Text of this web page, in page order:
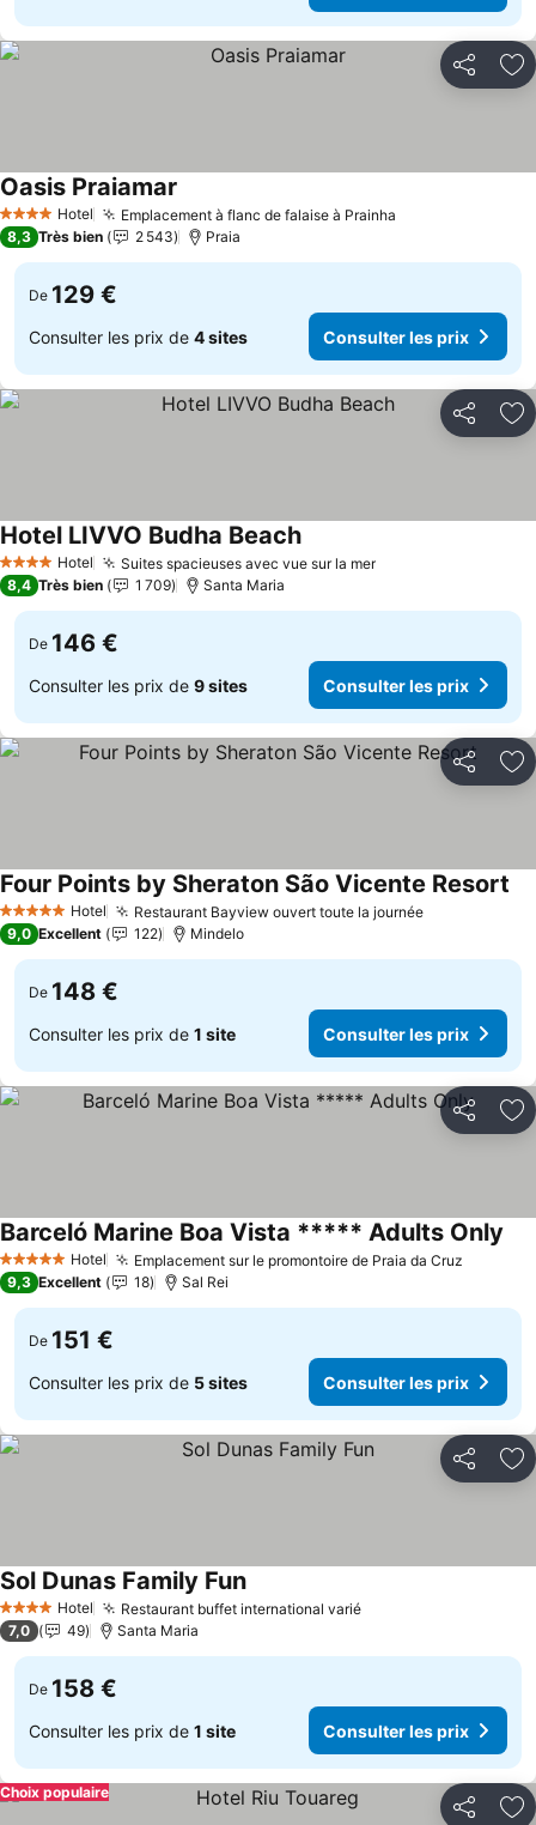
Partager
4 Étoiles Hotel Emplacement à flanc de falaise à Prainha
Oasis Praiamar
8,3 Très bien 2 543 Praia
De 129 €
Consulter les prix de 4 sites Consulter les prix
Partager
4 Étoiles Hotel Suites spacieuses avec vue sur la merConsulter les prix
Hotel LIVVO Budha BeachConsulter les prix
8,4 Très bien 1 709 Santa Maria
De 146 €
Consulter les prix de 9 sites Consulter les prix
Partager
5 Étoiles Hotel Restaurant Bayview ouvert toute la journéeConsulter
Four Points by Sheraton São Vicente Resort
9,0 Excellent 122 Mindelo
De 148 €
Consulter les prix de 1 site Consulter les prix
Partager
5 Étoiles Hotel Emplacement sur le promontoire de Praia da Cruz
Barceló Marine Boa Vista ***** Adults Only
9,3 Excellent 18 Sal Rei
De 151 €
Consulter les prix de 5 sites Consulter les prix
Partager
4 Étoiles Hotel Restaurant buffet international variéConsulter les prix
Sol Dunas Family FunConsulter les prix
7,0 49 Santa Maria
De 158 €
Consulter les prix de 1 site Consulter les prix
Partager
Choix populaire